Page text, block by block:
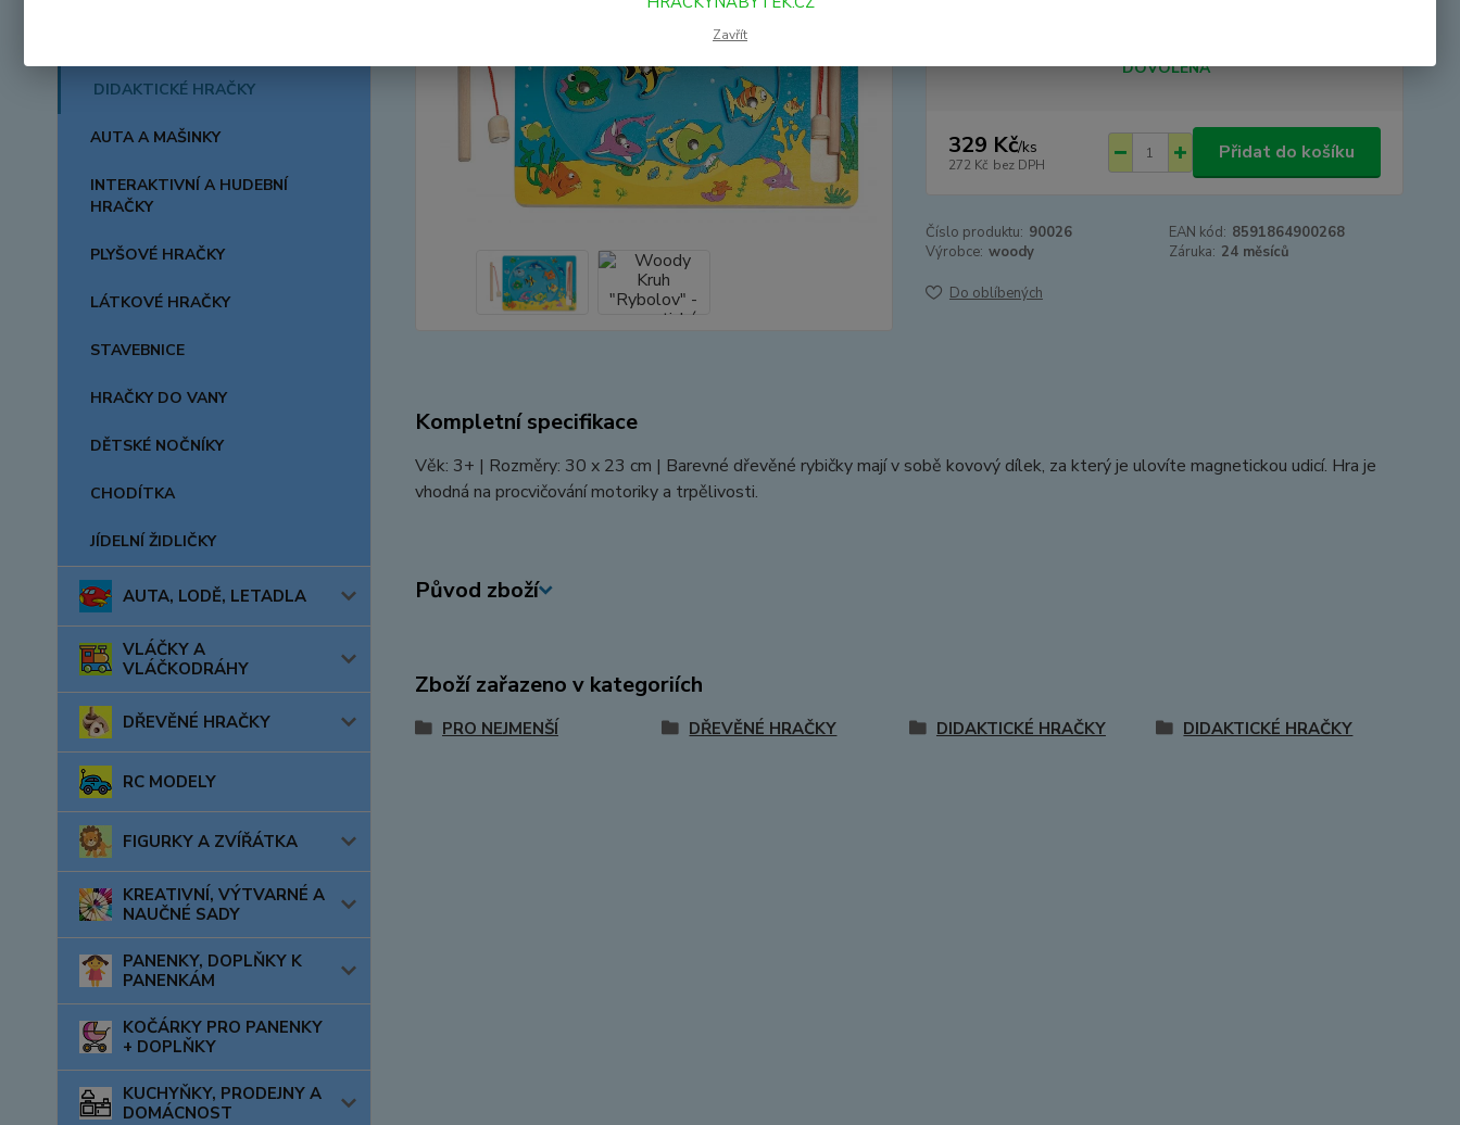
DIDAKTICKÉ HRAČKY
AUTA A MAŠINKY
INTERAKTIVNÍ A HUDEBNÍ
HRAČKY
PLYŠOVÉ HRAČKY
LÁTKOVÉ HRAČKY
STAVEBNICE
HRAČKY DO VANY
DĚTSKÉ NOČNÍKY
CHODÍTKA
JÍDELNÍ ŽIDLIČKY
AUTA, LODĚ, LETADLA
VLÁČKY A
VLÁČKODRÁHY
DŘEVĚNÉ HRAČKY
RC MODELY
FIGURKY A ZVÍŘÁTKA
KREATIVNÍ, VÝTVARNÉ A
NAUČNÉ SADY
PANENKY, DOPLŇKY K
PANENKÁM
KOČÁRKY PRO PANENKY
+ DOPLŇKY
KUCHYŇKY, PRODEJNY A
DOMÁCNOST
DOVOLENÁ
329 Kč/ks
272 Kč bez DPH
Přidat do košíku
Číslo produktu: 90026 EAN kód: 8591864900268
Výrobce: woody Záruka: 24 měsíců
Do oblíbených
Kompletní specifikace
Věk: 3+ | Rozměry: 30 x 23 cm | Barevné dřevěné rybičky mají v sobě kovový dílek, za který je ulovíte magnetickou udicí. Hra je
vhodná na procvičování motoriky a trpělivosti.
Původ zboží
Zboží zařazeno v kategoriích
PRO NEJMENŠÍ DŘEVĚNÉ HRAČKY DIDAKTICKÉ HRAČKY DIDAKTICKÉ HRAČKY
Zavřít